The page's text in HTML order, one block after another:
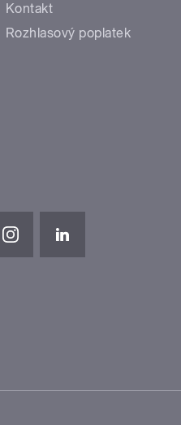
Kontakt
Rozhlasový poplatek